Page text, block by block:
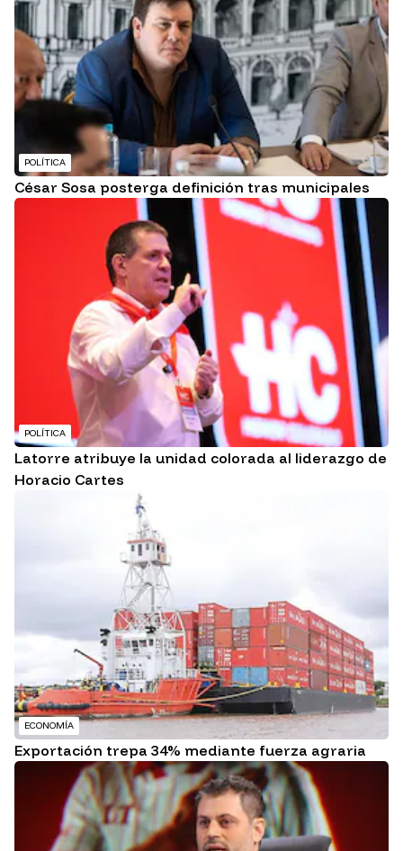
POLÍTICA
César Sosa posterga definición tras municipales
POLÍTICA
Latorre atribuye la unidad colorada al liderazgo de
Horacio Cartes
ECONOMÍA
Exportación trepa 34% mediante fuerza agraria